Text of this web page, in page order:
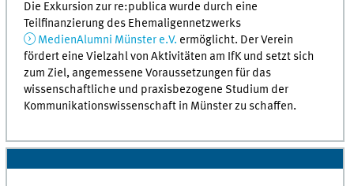
Die Exkursion zur re:publica wurde durch eine
Teilfinanzierung des Ehemaligennetzwerks
MedienAlumni Münster e.V. ermöglicht. Der Verein
fördert eine Vielzahl von Aktivitäten am IfK und setzt sich
zum Ziel, angemessene Voraussetzungen für das
wissenschaftliche und praxisbezogene Studium der
Kommunikationswissenschaft in Münster zu schaffen.